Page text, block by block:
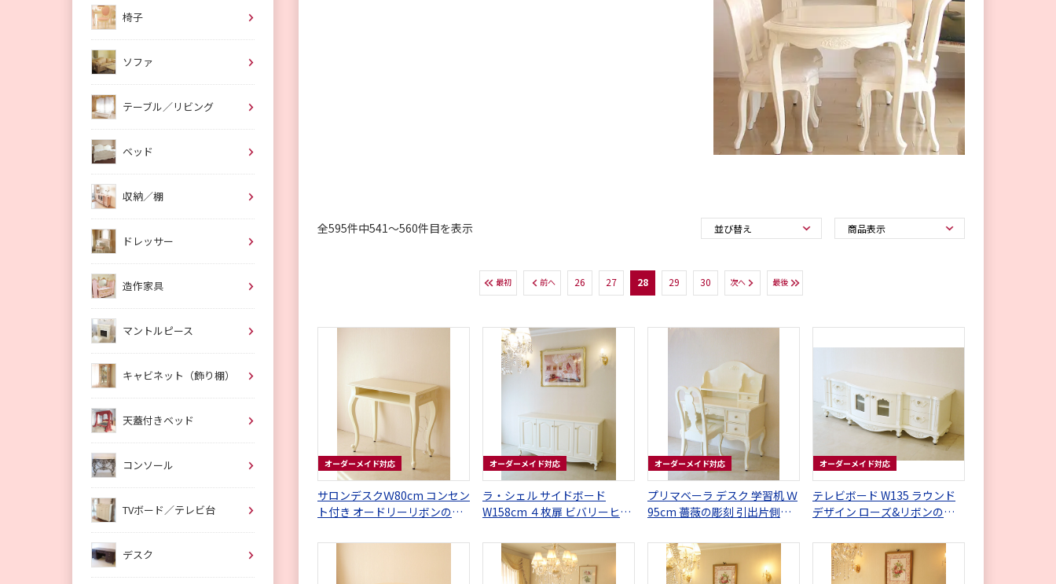
全595件中541〜560件目を表示
最初 前へ 26 27 28 29 30 次へ 最後
オーダーメイド対応
サロンデスクＷ80cm コンセン
ト付き オードリーリボンの彫
オーダーメイド対応
ラ・シェル サイドボード
W158cm ４枚扉 ビバリーヒル
オーダーメイド対応
プリマベーラ デスク 学習机 Ｗ
95cm 薔薇の彫刻 引出片側２
オーダーメイド対応
テレビボード W135 ラウンド
デザイン ローズ&リボンの彫
椅子
ソファ
テーブル／リビング
ベッド
収納／棚
ドレッサー
造作家具
マントルピース
キャビネット（飾り棚）
天蓋付きベッド
コンソール
TVボード／テレビ台
デスク